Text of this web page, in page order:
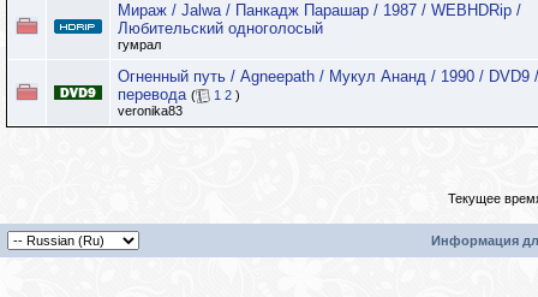
Мираж / Jalwa / Панкадж Парашар / 1987 / WEBHDRip /
Любительский одноголосый
гумрал
Огненный путь / Agneepath / Мукул Ананд / 1990 / DVD9
перевода ( 1 2 )
veronika83
Текущее
Информация